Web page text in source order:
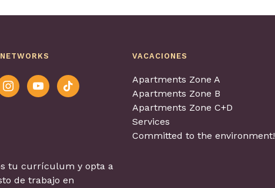
youtubetiktok
tu currículum y opta a
de trabajo en
VACACIONES
Apartments Zone A
Apartments Zone B
Apartments Zone C+D
Services
Committed to the environment!